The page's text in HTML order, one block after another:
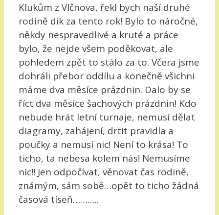
Klukům z Vlčnova, řekl bych naší druhé
rodině dík za tento rok! Bylo to náročné,
někdy nespravedlivé a kruté a práce
bylo, že nejde všem poděkovat, ale
pohledem zpět to stálo za to. Včera jsme
dohráli přebor oddílu a konečně všichni
máme dva měsíce prázdnin. Dalo by se
říct dva měsíce šachových prázdnin! Kdo
nebude hrát letní turnaje, nemusí dělat
diagramy, zahájení, drtit pravidla a
poučky a nemusí nic! Není to krása! To
ticho, ta nebesa kolem nás! Nemusíme
nic!! Jen odpočívat, věnovat čas rodině,
známým, sám sobě…opět to ticho žádná
časová tíseň………..